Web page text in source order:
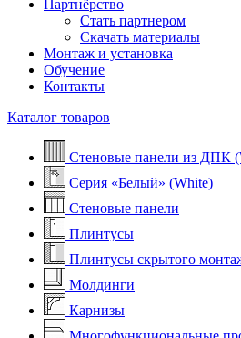
Партнёрство
Стать партнером
Скачать материалы
Монтаж и установка
Обучение
Контакты
Каталог товаров
Стеновые панели из ДПК
Серия «Белый» (White)
Стеновые панели
Плинтусы
Плинтусы скрытого
Молдинги
Карнизы